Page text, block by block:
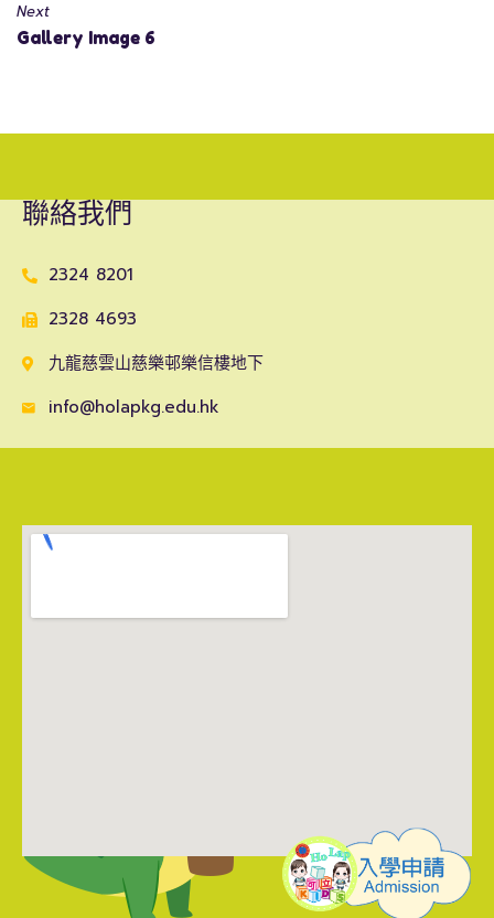
Next
Gallery Image 6
聯絡我們
2324 8201
2328 4693
九龍慈雲山慈樂邨樂信樓地下
info@holapkg.edu.hk